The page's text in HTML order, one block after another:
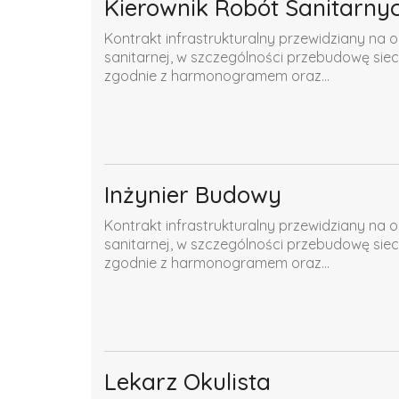
Kierownik Robót
Kontrakt infrastrukturalny przewidziany na
sanitarnej, w szczególności przebudowę
zgodnie z harmonogramem oraz...
Inżynier Budowy
Kontrakt infrastrukturalny przewidziany na
sanitarnej, w szczególności przebudowę
zgodnie z harmonogramem oraz...
Lekarz Okulista